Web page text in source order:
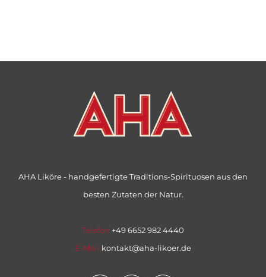
AHA Liköre - handgefertigte Traditions-Spirituosen aus den
besten Zutaten der Natur.
Telefon +49 6652 982 4440
E-Mail kontakt@aha-likoer.de